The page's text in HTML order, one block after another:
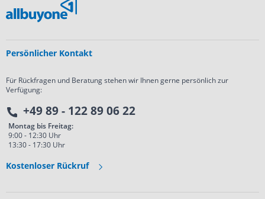
Persönlicher Kontakt
Für Rückfragen und Beratung stehen wir Ihnen gerne persönlich zur
Verfügung:
+49 89 - 122 89 06 22
Montag bis Freitag:
9:00 - 12:30 Uhr
13:30 - 17:30 Uhr
Kostenloser Rückruf